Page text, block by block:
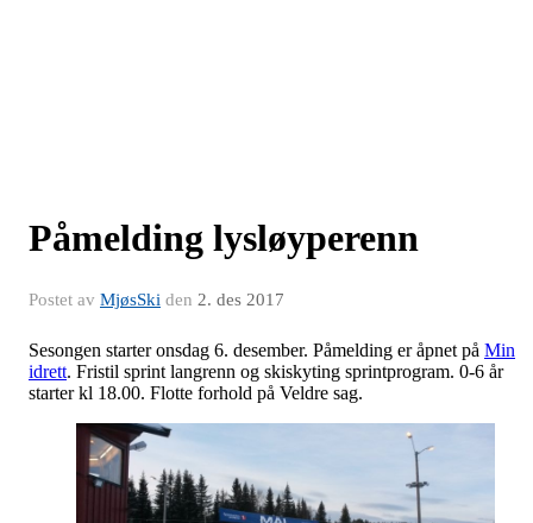
Påmelding lysløyperenn
Postet av MjøsSki den 2. des 2017
Sesongen starter onsdag 6. desember. Påmelding er åpnet på Min
idrett. Fristil sprint langrenn og skiskyting sprintprogram. 0-6 år
starter kl 18.00. Flotte forhold på Veldre sag.